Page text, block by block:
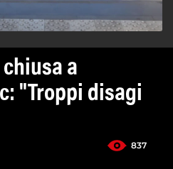
a
"Troppi disagi
837